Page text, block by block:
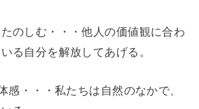
のしむ・・・他人の価値観に合わ
る自分を解放してあげる。
・・・私たちは自然のなかで、